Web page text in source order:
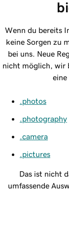
Wenn du bereits
keine Sorgen zu
bei uns. Neue
nicht möglich, wir
eine
.photos
.photography
.camera
.pictures
Das ist nicht
umfassende